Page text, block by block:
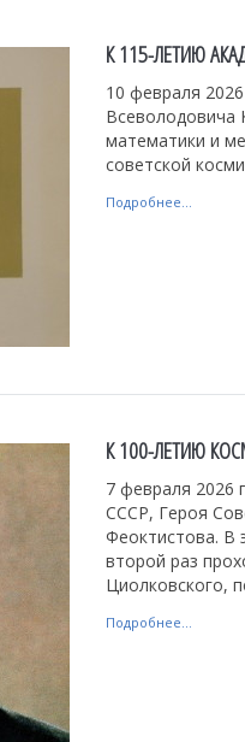
К 115-ЛЕТИЮ
10 февраля
Всеволодовича
математики и
советской
Подробнее...
К 100-ЛЕТИЮ
7 февраля 2026
СССР, Героя
Феоктистова. В
второй раз
Циолковского,
Подробнее...